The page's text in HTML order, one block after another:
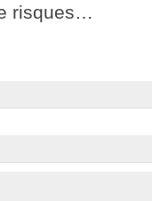
risques…